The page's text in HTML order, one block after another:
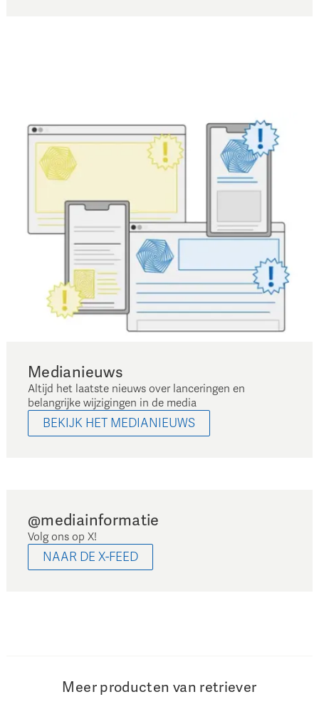
Medianieuws
Altijd het laatste nieuws over lanceringen en
belangrijke wijzigingen in de media
BEKIJK HET MEDIANIEUWS
@mediainformatie
Volg ons op X!
NAAR DE X-FEED
Meer producten van retriever